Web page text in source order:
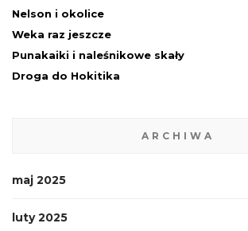
Nelson i okolice
Weka raz jeszcze
Punakaiki i naleśnikowe skały
Droga do Hokitika
ARCHIWA
maj 2025
luty 2025